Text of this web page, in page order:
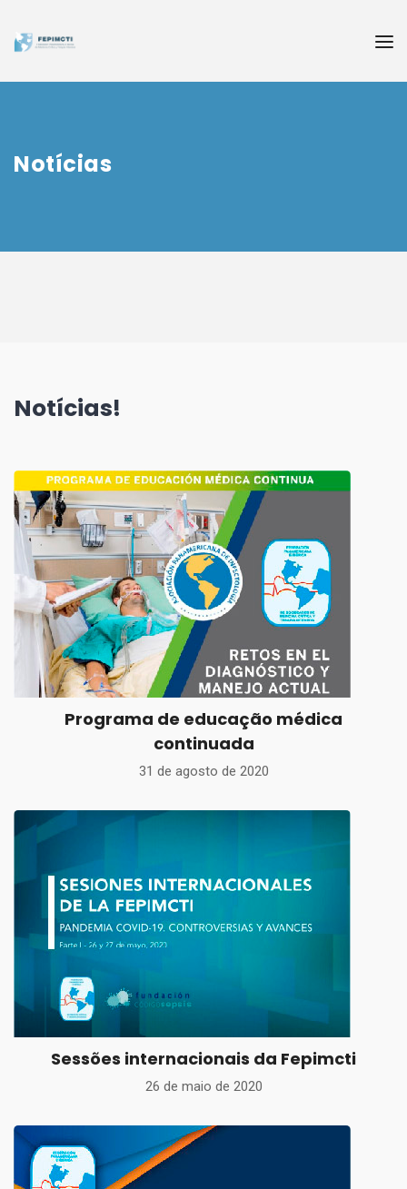
Notícias
Notícias!
Programa de educação médica
continuada
31 de agosto de 2020
Sessões internacionais da Fepimcti
26 de maio de 2020